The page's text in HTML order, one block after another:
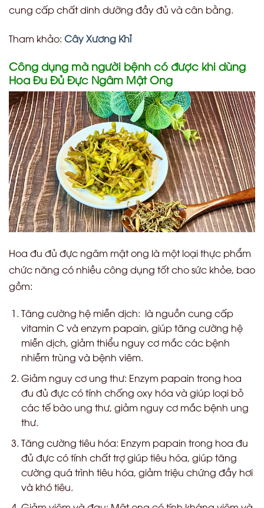
cung cấp chất dinh dưỡng đầy đủ và cân bằng.
Tham khảo: Cây Xương Khỉ
Công dụng mà người bệnh có được khi dùng
Hoa Đu Đủ Đực Ngâm Mật Ong
Hoa đu đủ đực ngâm mật ong là một loại thực phẩm
chức năng có nhiều công dụng tốt cho sức khỏe, bao
gồm:
Tăng cường hệ miễn dịch: là nguồn cung cấp
vitamin C và enzym papain, giúp tăng cường hệ
miễn dịch, giảm thiểu nguy cơ mắc các bệnh
nhiễm trùng và bệnh viêm.
Giảm nguy cơ ung thư: Enzym papain trong hoa
đu đủ đực có tính chống oxy hóa và giúp loại bỏ
các tế bào ung thư, giảm nguy cơ mắc bệnh ung
thư.
Tăng cường tiêu hóa: Enzym papain trong hoa đu
đủ đực có tính chất trợ giúp tiêu hóa, giúp tăng
cường quá trình tiêu hóa, giảm triệu chứng đầy hơi
và khó tiêu.